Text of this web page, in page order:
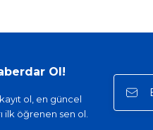
Ol!
ol, en güncel
ilk öğrenen sen ol.